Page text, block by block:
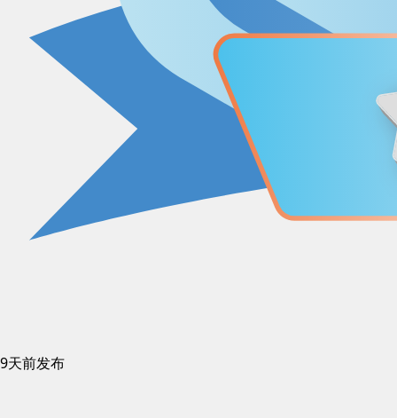
9天前发布